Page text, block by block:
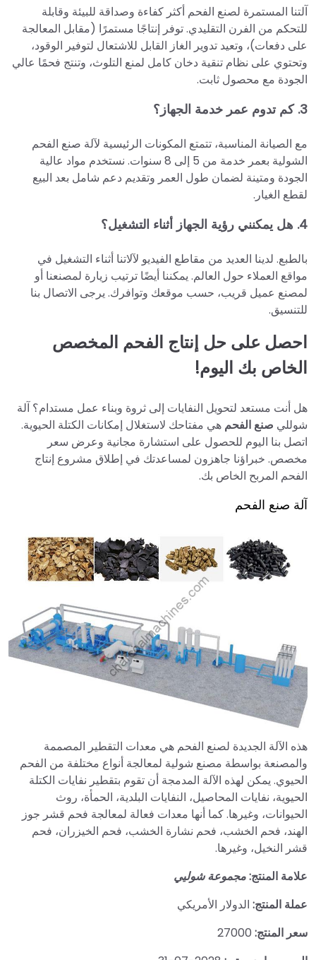
آلتنا المستمرة لصنع الفحم أكثر كفاءة وصداقة للبيئة وقابلة
للتحكم من الفرن التقليدي. توفر إنتاجًا مستمرًا (مقابل المعالجة
على دفعات)، وتعيد تدوير الغاز القابل للاشتعال لتوفير الوقود،
وتحتوي على نظام تنقية دخان كامل لمنع التلوث، وتنتج فحمًا عالي
الجودة مع محصول ثابت.
3. كم تدوم عمر خدمة الجهاز؟
مع الصيانة المناسبة، تتمتع المكونات الرئيسية لآلة صنع الفحم
الشولية بعمر خدمة من 5 إلى 8 سنوات. نستخدم مواد عالية
الجودة ومتينة لضمان طول العمر وتقديم دعم شامل بعد البيع
لقطع الغيار.
4. هل يمكنني رؤية الجهاز أثناء التشغيل؟
بالطبع. لدينا العديد من مقاطع الفيديو لآلاتنا أثناء التشغيل في
مواقع العملاء حول العالم. يمكننا أيضًا ترتيب زيارة لمصنعنا أو
لمصنع عميل قريب، حسب موقعك وتوافرك. يرجى الاتصال بنا
للتنسيق.
احصل على حل إنتاج الفحم المخصص
الخاص بك اليوم!
هل أنت مستعد لتحويل النفايات إلى ثروة وبناء عمل مستدام؟ آلة
شوللي صنع الفحم هي مفتاحك لاستغلال إمكانات الكتلة الحيوية.
اتصل بنا اليوم للحصول على استشارة مجانية وعرض سعر
مخصص. خبراؤنا جاهزون لمساعدتك في إطلاق مشروع إنتاج
الفحم المربح الخاص بك.
آلة صنع الفحم
هذه الآلة الجديدة لصنع الفحم هي معدات التقطير المصممة
والمصنعة بواسطة مصنع شولية لمعالجة أنواع مختلفة من الفحم
الحيوي. يمكن لهذه الآلة المدمجة أن تقوم بتقطير نفايات الكتلة
الحيوية، نفايات المحاصيل، النفايات البلدية، الحمأة، روث
الحيوانات، وغيرها. كما أنها معدات فعالة لمعالجة فحم قشر جوز
الهند، فحم الخشب، فحم نشارة الخشب، فحم الخيزران، فحم
قشر النخيل، وغيرها.
علامة المنتج:مجموعة شوليي
عملة المنتج: الدولار الأمريكي
سعر المنتج: